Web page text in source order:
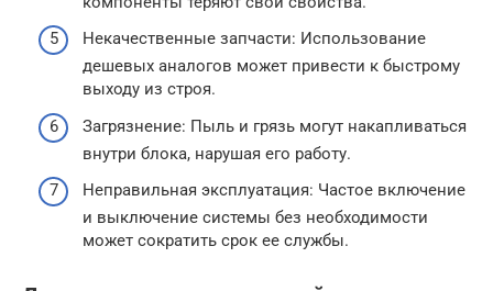
Некачественные запчасти: Использование
дешевых аналогов может привести к быстрому
выходу из строя.
Загрязнение: Пыль и грязь могут накапливаться
внутри блока, нарушая его работу.
Неправильная эксплуатация: Частое включение
и выключение системы без необходимости
может сократить срок ее службы.